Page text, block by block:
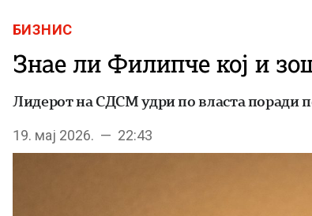
БИЗНИС
Знае ли Филипче кој и
Лидерот на СДСМ удри по власта поради
19. мај 2026. — 22:43